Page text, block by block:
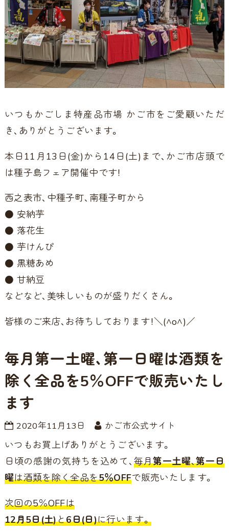
いつもかごしま特産品市場 かご市をご愛顧いただ
き、ありがとうございます。
本日11月13日(金)から14日(土)まで、かご市店頭で
は種子島フェア開催中です！
西之表市、中種子町、南種子町から
● 安納芋
● 落花生
● 芋けんぴ
● 黒糖あめ
● 甘納豆
などなど、美味しいものが盛りだくさん。
皆様のご来店、お待ちしております！＼(^o^)／
毎月第一土曜、第一日曜は酒類を
除く全品を5％OFFで販売いたし
ます
2020年11月13日 かご市公式サイト
いつもお買上げありがとうございます。
日頃の感謝の気持ちを込めて、 毎月第一土曜、第一日
曜は酒類を除く全品を5％OFFで販売いたします。
次回の5％OFFは
12月5日(土)と6日(日)に行います。